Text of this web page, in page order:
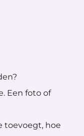
Een foto of
toevoegt, hoe